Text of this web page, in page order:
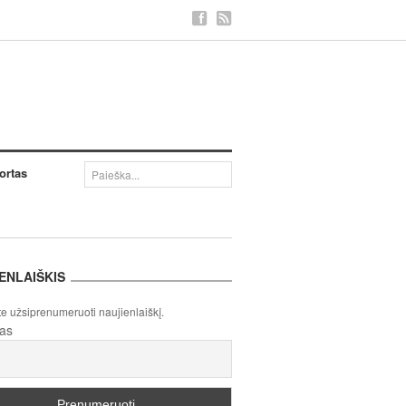
užsiprenumeruoti naujienlaiškį.